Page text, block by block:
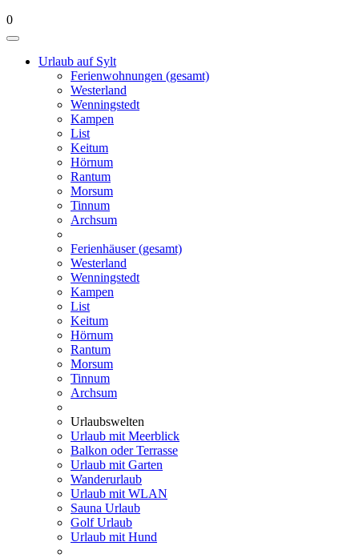
0
Urlaub auf Sylt
Ferienwohnungen (gesamt)
Westerland
Wenningstedt
Kampen
List
Keitum
Hörnum
Rantum
Morsum
Tinnum
Archsum
Ferienhäuser (gesamt)
Westerland
Wenningstedt
Kampen
List
Keitum
Hörnum
Rantum
Morsum
Tinnum
Archsum
Urlaubswelten
Urlaub mit Meerblick
Balkon oder Terrasse
Urlaub mit Garten
Wanderurlaub
Urlaub mit WLAN
Sauna Urlaub
Golf Urlaub
Urlaub mit Hund